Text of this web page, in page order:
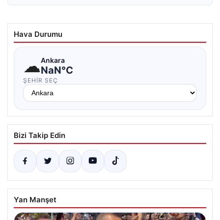
Hava Durumu
☁Ankara
NaN°C
ŞEHIR SEÇ
Bizi Takip Edin
Yan Manşet